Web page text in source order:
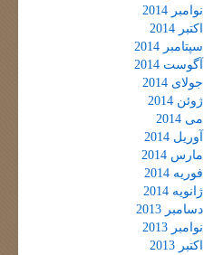
نوامبر 2014
اکتبر 2014
سپتامبر 2014
آگوست 2014
جولای 2014
ژوئن 2014
می 2014
آوریل 2014
مارس 2014
فوریه 2014
ژانویه 2014
دسامبر 2013
نوامبر 2013
اکتبر 2013